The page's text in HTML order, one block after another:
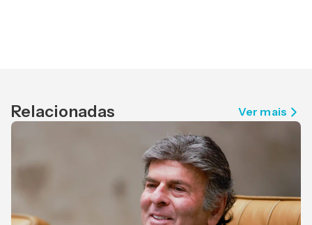
Relacionadas Ver mais